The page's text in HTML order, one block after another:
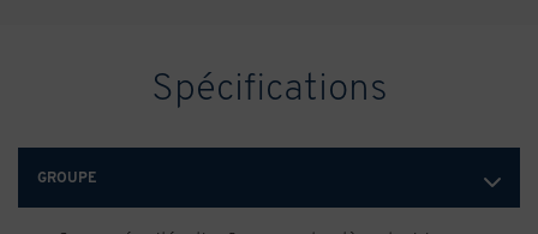
Spécifications
GROUPE